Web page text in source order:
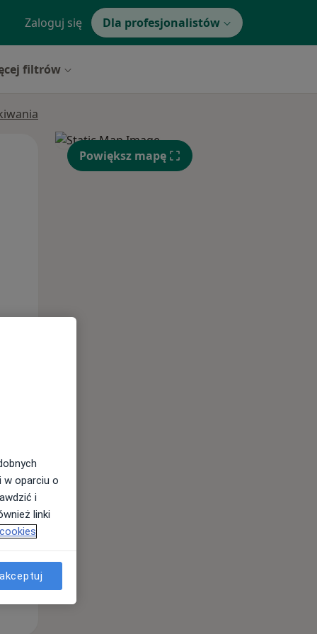
Zaloguj się Dla profesjonalistów
filtrów
Wt, Śr,
10 Sie
Powiększ mapę
w oparciu o
i
linki